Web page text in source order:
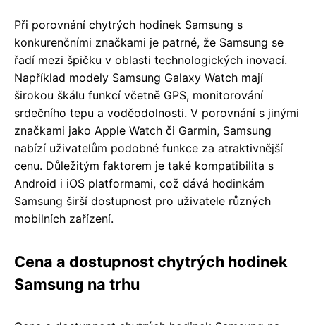
Při porovnání chytrých hodinek Samsung s
konkurenčními značkami je patrné, že Samsung se
řadí mezi špičku v oblasti technologických inovací.
Například modely Samsung Galaxy Watch mají
širokou škálu funkcí včetně GPS, monitorování
srdečního tepu a voděodolnosti. V porovnání s jinými
značkami jako Apple Watch či Garmin, Samsung
nabízí uživatelům podobné funkce za atraktivnější
cenu. Důležitým faktorem je také kompatibilita s
Android i iOS platformami, což dává hodinkám
Samsung širší dostupnost pro uživatele různých
mobilních zařízení.
Cena a dostupnost chytrých hodinek
Samsung na trhu